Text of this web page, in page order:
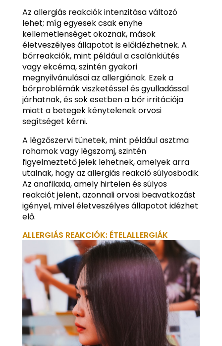
Az allergiás reakciók intenzitása változó
lehet; míg egyesek csak enyhe
kellemetlenséget okoznak, mások
életveszélyes állapotot is előidézhetnek. A
bőrreakciók, mint például a csalánkiütés
vagy ekcéma, szintén gyakori
megnyilvánulásai az allergiának. Ezek a
bőrproblémák viszketéssel és gyulladással
járhatnak, és sok esetben a bőr irritációja
miatt a betegek kénytelenek orvosi
segítséget kérni.
A légzőszervi tünetek, mint például asztma
rohamok vagy légszomj, szintén
figyelmeztető jelek lehetnek, amelyek arra
utalnak, hogy az allergiás reakció súlyosbodik.
Az anafilaxia, amely hirtelen és súlyos
reakciót jelent, azonnali orvosi beavatkozást
igényel, mivel életveszélyes állapotot idézhet
elő.
ALLERGIÁS REAKCIÓK: ÉTELALLERGIÁK